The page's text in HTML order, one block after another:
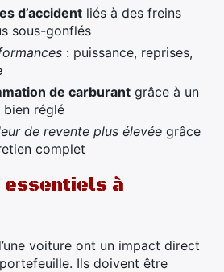
d’accident liés à des freins
sous-gonflés
: puissance, reprises,
de carburant grâce à un
réglé
de revente plus élevée grâce
complet
essentiels à
voiture ont un impact direct
Ils doivent être